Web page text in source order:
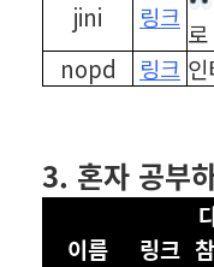
jini 링크
nopd
링크
3. 혼자 공부
이름 링크